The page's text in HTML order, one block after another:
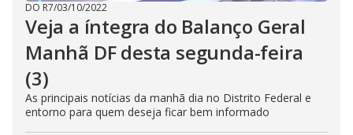
DO R7/03/10/2022
Veja a íntegra do Balanço Geral
Manhã DF desta segunda-feira
(3)
As principais notícias da manhã dia no Distrito Federal e
entorno para quem deseja ficar bem informado